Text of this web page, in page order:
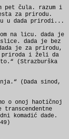
pet čula. razum i
za prirodu.
u dada prirodi...
na licu. dada je
dada je bez
je za prirodu,
priroda i želi da
(Strazburška
(Dada sinod,
o onoj haotičnoj
komadić dade.